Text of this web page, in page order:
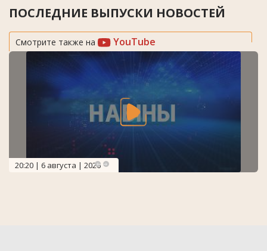
ПОСЛЕДНИЕ ВЫПУСКИ НОВОСТЕЙ
Смотрите также на YouTube
20:20 | 6 августа | 2026